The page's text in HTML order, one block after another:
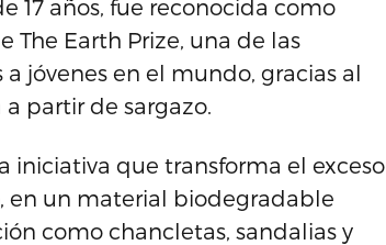
17 años, fue reconocida como
Earth Prize, una de las
jóvenes en el mundo, gracias al
partir de sargazo.
iniciativa que transforma el exceso
en un material biodegradable
como chancletas, sandalias y